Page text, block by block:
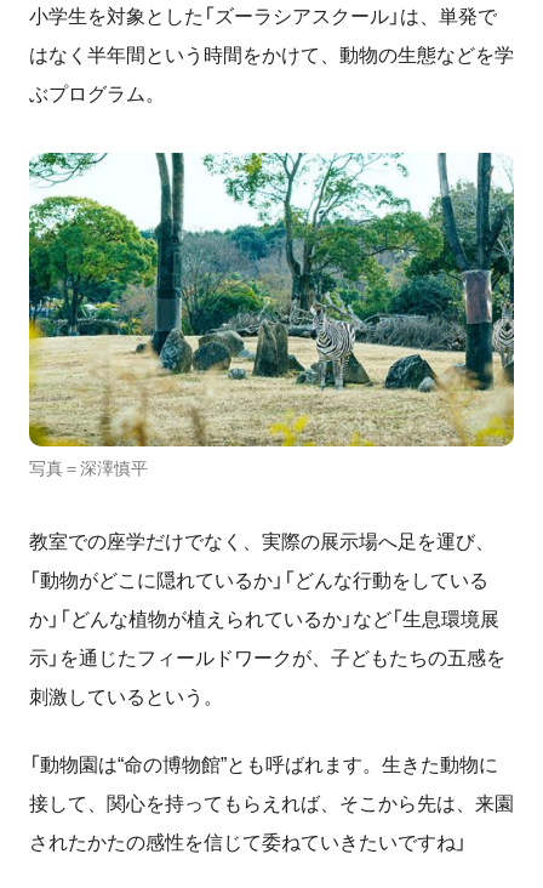
小学生を対象とした「ズーラシアスクール」は、単発で
はなく半年間という時間をかけて、動物の生態などを学
ぶプログラム。
写真＝深澤慎平
教室での座学だけでなく、実際の展示場へ足を運び、
「動物がどこに隠れているか」「どんな行動をしている
か」「どんな植物が植えられているか」など「生息環境展
示」を通じたフィールドワークが、子どもたちの五感を
刺激しているという。
「動物園は“命の博物館”とも呼ばれます。生きた動物に
接して、関心を持ってもらえれば、そこから先は、来園
されたかたの感性を信じて委ねていきたいですね」